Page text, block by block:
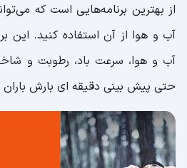
از بهترین برنامه‌هایی است که
آب و هوا از آن استفاده کنید. این
حتی پیش بینی دقیقه ای بارش باران